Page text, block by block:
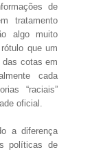
de
tratamento
algo muito
que um
das cotas em
cada
“raciais”
oficial.
a diferença
políticas de